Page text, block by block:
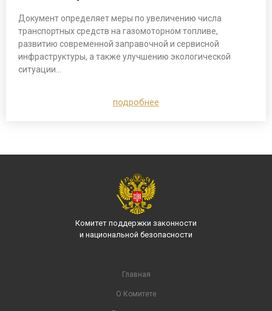
Документ определяет меры по увеличению числа
транспортных средств на газомоторном топливе,
развитию современной заправочной и сервисной
инфраструктуры, а также улучшению экологической
ситуации…
подробнее
Комитет поддержки законности
и национальной безопасности
Главная
О Комитете